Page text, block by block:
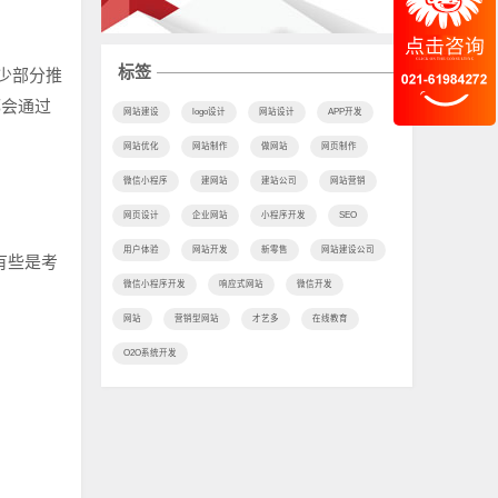
部分推
通过
些是考
标签
网站建设 logo设计 网站设计 APP开发
网站优化 网站制作 做网站 网页制作
微信小程序 建网站 建站公司 网站营销
网页设计 企业网站 小程序开发 SEO
用户体验 网站开发 新零售 网站建设公司
微信小程序开发 响应式网站 微信开发
网站 营销型网站 才艺多 在线教育
O2O系统开发